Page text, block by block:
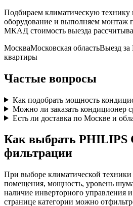
Подбираем климатическую технику
оборудование и выполняем монтаж
МКАД стоимость выезда
МоскваМосковская областьВыезд
квартиры
Частые вопросы
Как подобрать мощность
Можно ли заказать кондиционер
Есть ли доставка по Москве и
Как выбрать PHILIPS
фильтрации
При выборе климатической
помещения, мощность, уровень
наличие инверторного управления
странице категории можно